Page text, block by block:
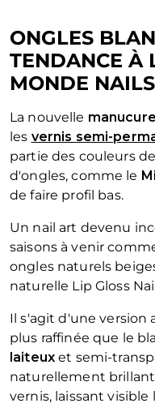
ONGLES
TENDANCE À
MONDE NAILS
La nouvelle
les vernis semi-
partie des couleurs
d'ongles, comme le
de faire profil bas.
Un nail art devenu
saisons à venir
ongles naturels
naturelle Lip Gloss
Il s'agit d'une version
plus raffinée que le
laiteuxet semi-
naturellement
vernis, laissant